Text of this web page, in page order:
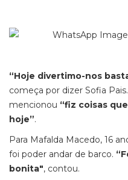
“Hoje divertimo-nos
começa por dizer Sofia
mencionou “fiz coisas
hoje”.
Para Mafalda Macedo, 16
foi poder andar de barco.
bonita", contou.